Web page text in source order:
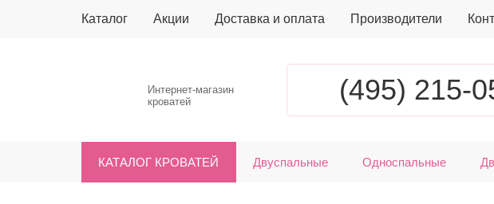
Каталог Акции Доставка и оплата Производители
Интернет-магазин
кроватей
(495) 215-
КАТАЛОГ КРОВАТЕЙ Двуспальные Односпальные